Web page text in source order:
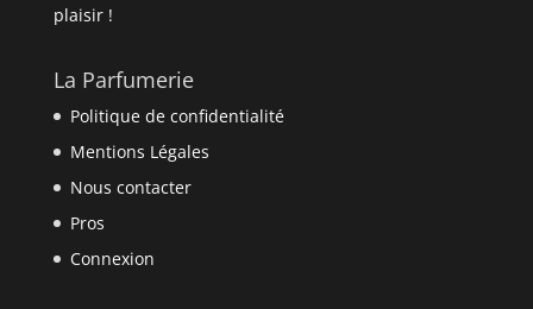
plaisir !
La Parfumerie
Politique de confidentialité
Mentions Légales
Nous contacter
Pros
Connexion